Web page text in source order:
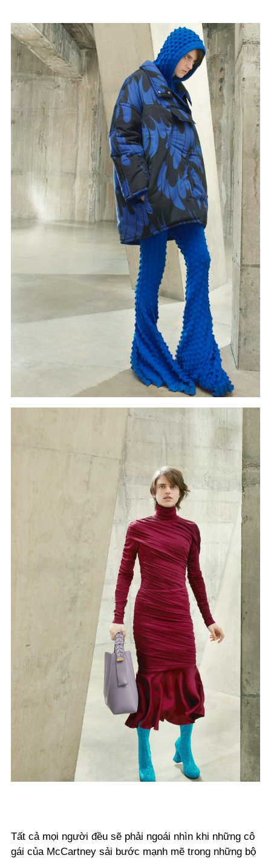
Tất cả mọi người đều sẽ phải ngoái nhìn khi những cô
gái của McCartney sải bước mạnh mẽ trong những bộ